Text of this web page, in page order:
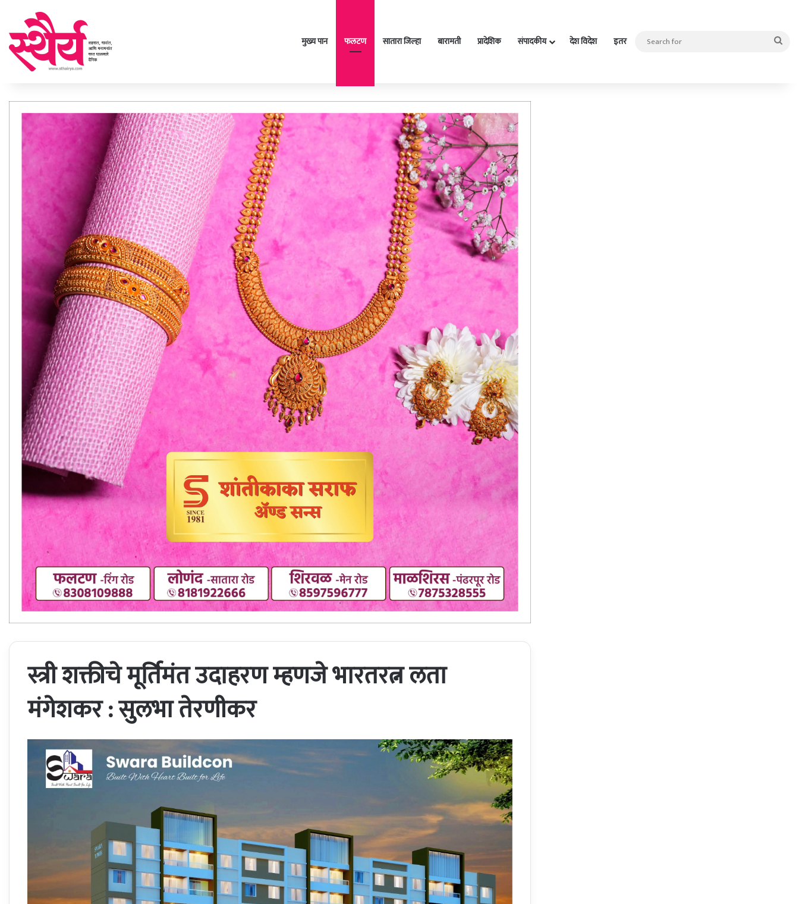
मुख्य पान फलटण सातारा जिल्हा बारामती प्रादेशिक संपादकीय देश विदेश इतर
स्त्री शक्तीचे मूर्तिमंत उदाहरण म्हणजे भारतरत्न लता
मंगेशकर : सुलभा तेरणीकर